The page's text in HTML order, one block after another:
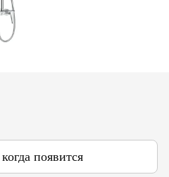
появится